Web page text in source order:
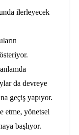
ilerleyecek
da devreye
geçiş yapıyor.
etme, yönetsel
başlıyor.